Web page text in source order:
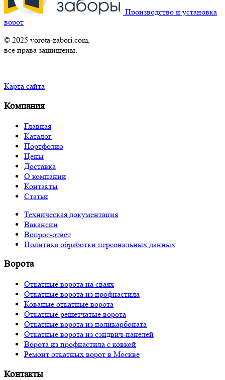
Производство и установка
ворот
© 2025 vorota-zabori.com,
все права защищены.
Карта сайта
Компания
Главная
Каталог
Портфолио
Цены
Доставка
О компании
Контакты
Статьи
Техническая документация
Вакансии
Вопрос-ответ
Политика обработки персональных данных
Ворота
Откатные ворота на сваях
Откатные ворота из профнастила
Кованые откатные ворота
Откатные решетчатые ворота
Откатные ворота из поликарбоната
Откатные ворота из сэндвич-панелей
Ворота из профнастила с ковкой
Ремонт откатных ворот в Москве
Контакты